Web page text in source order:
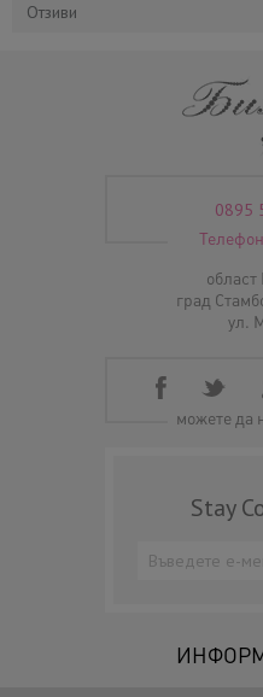
Отзиви
0895
град
ул.
можете да
Stay